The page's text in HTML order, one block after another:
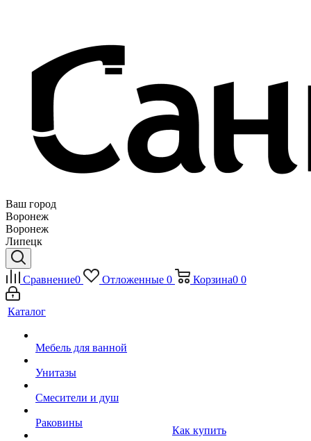
Ваш город
Воронеж
Воронеж
Липецк
Сравнение0 Отложенные 0 Корзина0 0
Каталог
Мебель для ванной
Унитазы
Смесители и душ
Раковины
Как купить